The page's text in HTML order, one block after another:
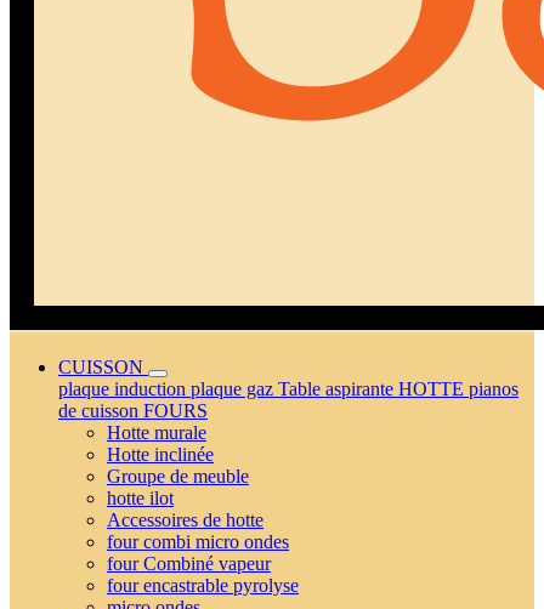
CUISSON
plaque induction plaque gaz Table aspirante HOTTE pianos
de cuisson FOURS
Hotte murale
Hotte inclinée
Groupe de meuble
hotte ilot
Accessoires de hotte
four combi micro ondes
four Combiné vapeur
four encastrable pyrolyse